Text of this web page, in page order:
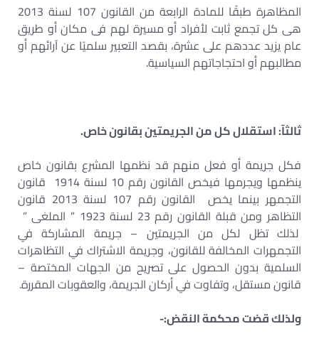
المظاهرة طبقًا للمادة الرابعة من القانون 107 لسنة 2013
هى كل تجمع ثابت لأفراد أو مسيرة لهم فى مكان أو طريق
عام يزيد عددهم على عشرة، بقصد التعبير سلميًا عن آرائهم أو
مطالبهم أو احتجاجاتهم السياسية.
ثالثآ: استقلال كل من الجريمتين بقانون خاص.
فكل جريمة أو فعل منهم قد نظمها المشرع بقانون خاص
ينظمها ويجرمها فيخص القانون رقم 10 لسنة 1914 قانون
التجمهر بينما يخص القانون رقم 107 لسنة 2013 قانون
التظاهر ومن قبلة القانون رقم 23 لسنة 1923 ” الملغى ”
لذلك تظل لكل من الجريمتين – جريمة المشاركة في
التجمهرات المخالفة للقانون، وجريمة الاشتراك في التظاهرات
السلمية بدون الحصول على تصريح من الجهات المختصة –
قانون مستقل، وتفاوت في أركان الجريمة، والعقوبات المقررة.
ولذلك قضت محكمة النقض:-